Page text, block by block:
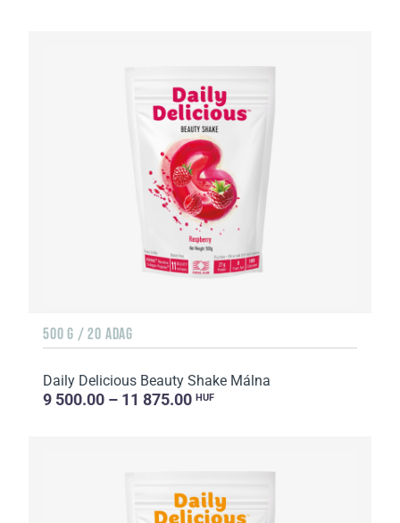
500 G / 20 ADAG
Daily Delicious Beauty Shake Málna
9 500.00 – 11 875.00 HUF